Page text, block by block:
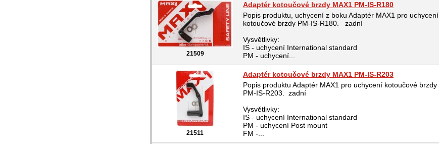
21509
Adaptér kotoučové brzdy MAX1 PM-IS-R180
Popis produktu, uchycení z boku Adaptér MAX1 pro uchycení
kotoučové brzdy PM-IS-R180. zadní
Vysvětlivky:
IS - uchycení International standard
PM - uchycení...
21511
Adaptér kotoučové brzdy MAX1 PM-IS-R203
Popis produktu Adaptér MAX1 pro uchycení kotoučové brzdy
PM-IS-R203. zadní
Vysvětlivky:
IS - uchycení International standard
PM - uchycení Post mount
FM -...